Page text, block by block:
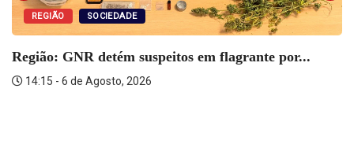
REGIÃO SOCIEDADE
Região: GNR detém suspeitos em flagrante por...
14:15 - 6 de Agosto, 2026